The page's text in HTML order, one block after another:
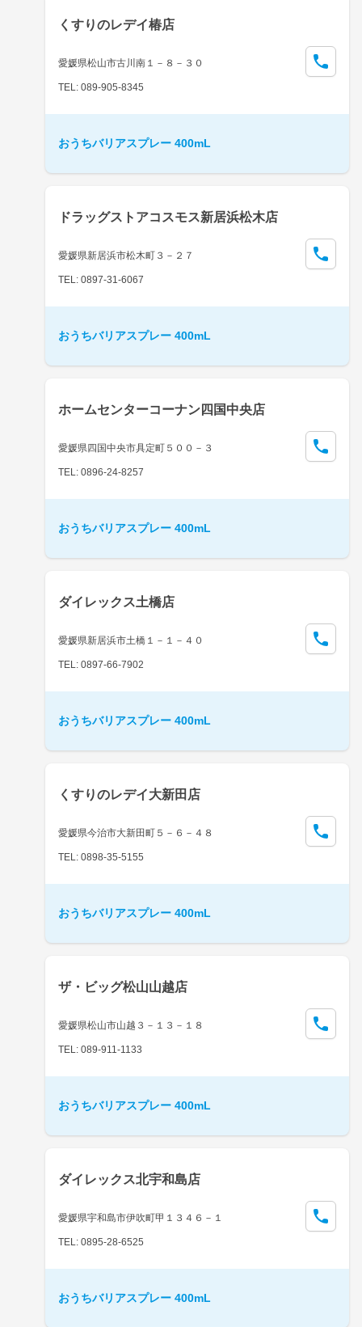
くすりのレデイ椿店
愛媛県松山市古川南１－８－３０
TEL: 089-905-8345
おうちバリアスプレー 400mL
ドラッグストアコスモス新居浜松木店
愛媛県新居浜市松木町３－２７
TEL: 0897-31-6067
おうちバリアスプレー 400mL
ホームセンターコーナン四国中央店
愛媛県四国中央市具定町５００－３
TEL: 0896-24-8257
おうちバリアスプレー 400mL
ダイレックス土橋店
愛媛県新居浜市土橋１－１－４０
TEL: 0897-66-7902
おうちバリアスプレー 400mL
くすりのレデイ大新田店
愛媛県今治市大新田町５－６－４８
TEL: 0898-35-5155
おうちバリアスプレー 400mL
ザ・ビッグ松山山越店
愛媛県松山市山越３－１３－１８
TEL: 089-911-1133
おうちバリアスプレー 400mL
ダイレックス北宇和島店
愛媛県宇和島市伊吹町甲１３４６－１
TEL: 0895-28-6525
おうちバリアスプレー 400mL